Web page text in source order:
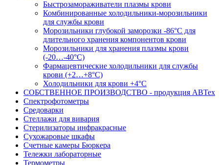
Быстрозамораживатели плазмы крови
Комбинированные холодильники-морозильники
для службы крови
Морозильники глубокой заморозки -86°С для
длительного хранения компонентов крови
Морозильники для хранения плазмы крови
(-20…-40°С)
Фармацевтические холодильники для службы
крови (+2…+8°С)
Холодильники для крови +4°С
СОБСТВЕННОЕ ПРОИЗВОДСТВО - продукция АВТех
Спектрофотометры
Средоварки
Стеллажи для вивария
Стерилизаторы инфракрасные
Сухожаровые шкафы
Счетные камеры Бюркера
Тележки лабораторные
Термометры